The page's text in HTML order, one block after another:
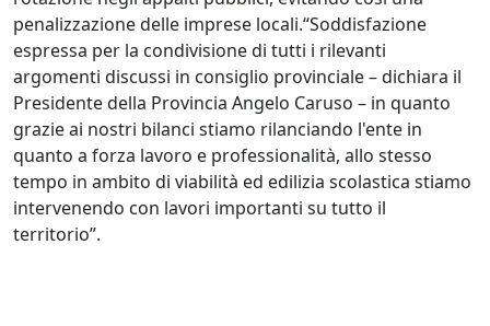
penalizzazione delle imprese locali.“Soddisfazione
espressa per la condivisione di tutti i rilevanti
argomenti discussi in consiglio provinciale – dichiara il
Presidente della Provincia Angelo Caruso – in quanto
grazie ai nostri bilanci stiamo rilanciando l'ente in
quanto a forza lavoro e professionalità, allo stesso
tempo in ambito di viabilità ed edilizia scolastica stiamo
intervenendo con lavori importanti su tutto il
territorio”.